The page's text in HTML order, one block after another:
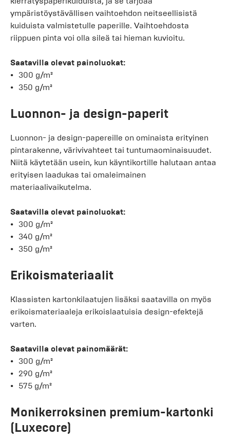
ympäristöystävällisen vaihtoehdon neitseellisistä
kuiduista valmistetulle paperille. Vaihtoehdosta
riippuen pinta voi olla sileä tai hieman kuvioitu.
Saatavilla olevat painoluokat:
300 g/m²
350 g/m²
Luonnon- ja design-paperit
Luonnon- ja design-papereille on ominaista erityinen
pintarakenne, värivivahteet tai tuntumaominaisuudet.
Niitä käytetään usein, kun käyntikortille halutaan antaa
erityisen laadukas tai omaleimainen
materiaalivaikutelma.
Saatavilla olevat painoluokat:
300 g/m²
340 g/m²
350 g/m²
Erikoismateriaalit
Klassisten kartonkilaatujen lisäksi saatavilla on myös
erikoismateriaaleja erikoislaatuisia design-efektejä
varten.
Saatavilla olevat painomäärät:
300 g/m²
290 g/m²
575 g/m²
Monikerroksinen premium-kartonki
(Luxecore)